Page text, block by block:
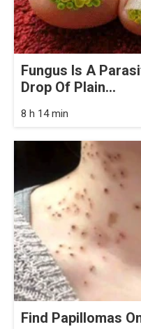
Fungus Is A
Drop Of Plain...
8 h 14 min
Find Papillomas